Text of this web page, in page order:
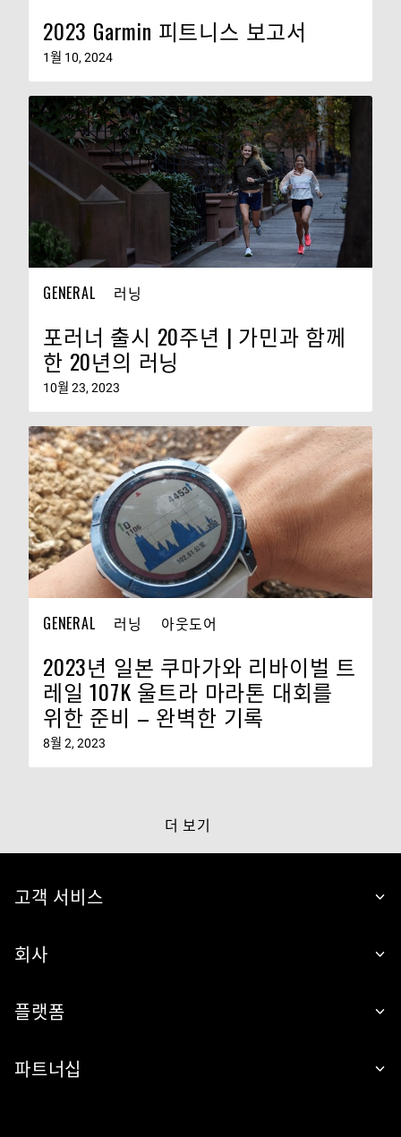
2023 Garmin 피트니스 보고서
1월 10, 2024
GENERAL 러닝
포러너 출시 20주년 | 가민과 함께
한 20년의 러닝
10월 23, 2023
GENERAL 러닝 아웃도어
2023년 일본 쿠마가와 리바이벌 트
레일 107K 울트라 마라톤 대회를
위한 준비 – 완벽한 기록
8월 2, 2023
더 보기
고객 서비스
회사
플랫폼
파트너십